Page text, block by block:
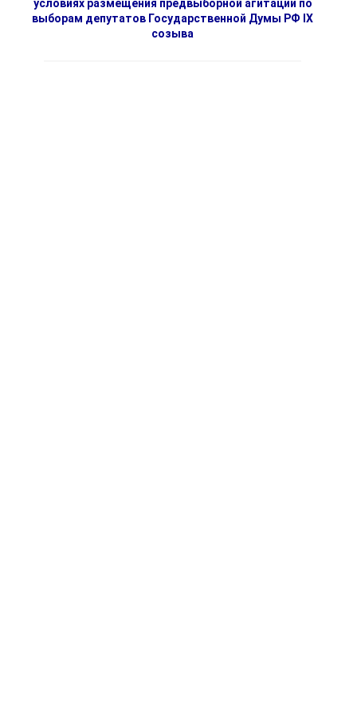
условиях размещения предвыборной агитации по
выборам депутатов Государственной Думы РФ IX
созыва